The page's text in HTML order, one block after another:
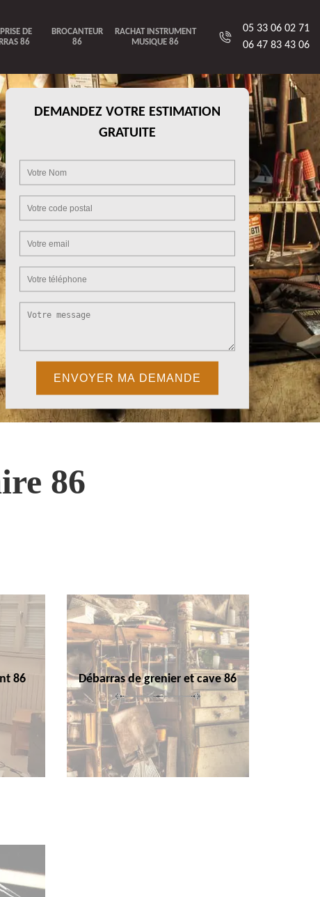
DE
86
BROCANTEUR
86
RACHAT INSTRUMENT
MUSIQUE 86
05 33 06 02 71
06 47 83 43 06
DEMANDEZ VOTRE ESTIMATION
GRATUITE
86
86 Débarras de grenier et cave 86